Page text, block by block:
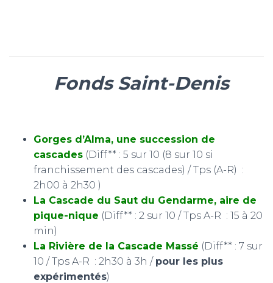
Fonds Saint-Denis
Gorges d’Alma, une succession de
cascades (Diff** : 5 sur 10 (8 sur 10 si
franchissement des cascades) / Tps (A-R) :
2h00 à 2h30 )
La Cascade du Saut du Gendarme, aire de
pique-nique (Diff** : 2 sur 10 / Tps A-R : 15 à 20
min)
La Rivière de la Cascade Massé (Diff** : 7 sur
10 / Tps A-R : 2h30 à 3h / pour les plus
expérimentés)